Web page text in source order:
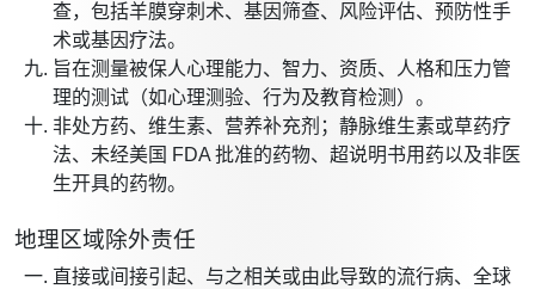
查，包括羊膜穿刺术、基因筛查、风险评估、预防性手
术或基因疗法。
旨在测量被保人心理能力、智力、资质、人格和压力管
理的测试（如心理测验、行为及教育检测）。
非处方药、维生素、营养补充剂；静脉维生素或草药疗
法、未经美国 FDA 批准的药物、超说明书用药以及非医
生开具的药物。
地理区域除外责任
直接或间接引起、与之相关或由此导致的流行病、全球